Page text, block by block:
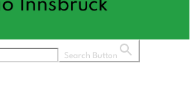
Search Button